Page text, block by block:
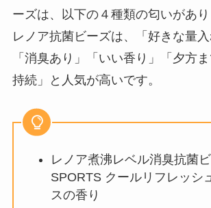
アルーチェルー
える？amazon・
や色選びのコツ
ーズは、以下の４種類の匂いがあり
レノア抗菌ビーズは、「好きな量入
「消臭あり」「いい香り」「夕方
持続」と人気が高いです。
レノア煮沸レベル消臭抗菌
SPORTS クールリフレッシ
スの香り